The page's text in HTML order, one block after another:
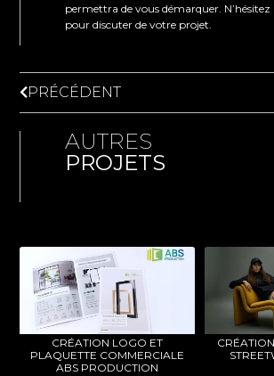
permettra de vous démarquer.
pour discuter de votre projet.
PRÉCÉDENT
AUTRES
PROJETS
CRÉATION LOGO ET
PLAQUETTE COMMERCIALE
ABS PRODUCTION